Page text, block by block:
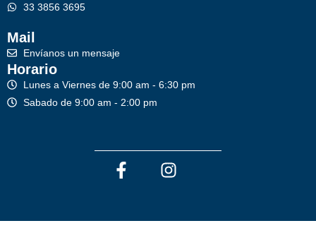
33 3856 3695
Mail
Envíanos un mensaje
Horario
Lunes a Viernes de 9:00 am - 6:30 pm
Sabado de 9:00 am - 2:00 pm